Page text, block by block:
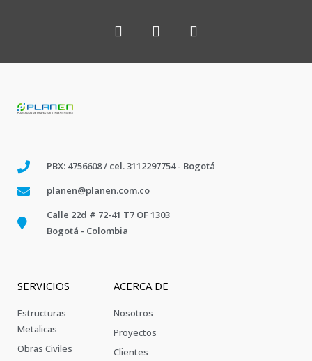
PBX: 4756608 / cel. 3112297754 - Bogotá
planen@planen.com.co
Calle 22d # 72-41 T7 OF 1303
Bogotá - Colombia
SERVICIOS
Estructuras
Metalicas
Obras Civiles
ACERCA DE
Nosotros
Proyectos
Clientes